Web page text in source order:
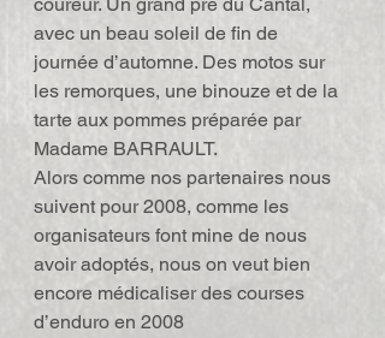
avec un beau soleil de fin de
journée d’automne. Des motos sur
les remorques, une binouze et de la
tarte aux pommes préparée par
Madame BARRAULT.
Alors comme nos partenaires nous
suivent pour 2008, comme les
organisateurs font mine de nous
avoir adoptés, nous on veut bien
encore médicaliser des courses
d’enduro en 2008